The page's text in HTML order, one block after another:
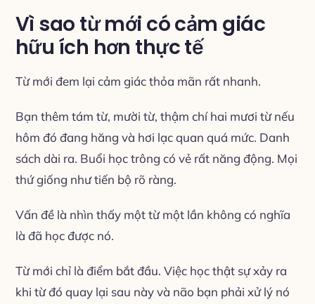
Vì sao từ mới có cảm giác
hữu ích hơn thực tế
Từ mới đem lại cảm giác thỏa mãn rất nhanh.
Bạn thêm tám từ, mười từ, thậm chí hai mươi từ nếu
hôm đó đang hăng và hơi lạc quan quá mức. Danh
sách dài ra. Buổi học trông có vẻ rất năng động. Mọi
thứ giống như tiến bộ rõ ràng.
Vấn đề là nhìn thấy một từ một lần không có nghĩa
là đã học được nó.
Từ mới chỉ là điểm bắt đầu. Việc học thật sự xảy ra
khi từ đó quay lại sau này và não bạn phải xử lý nó